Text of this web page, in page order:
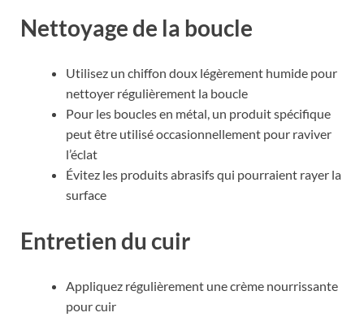
Nettoyage de la boucle
Utilisez un chiffon doux légèrement humide pour
nettoyer régulièrement la boucle
Pour les boucles en métal, un produit spécifique
peut être utilisé occasionnellement pour raviver
l’éclat
Évitez les produits abrasifs qui pourraient rayer la
surface
Entretien du cuir
Appliquez régulièrement une crème nourrissante
pour cuir